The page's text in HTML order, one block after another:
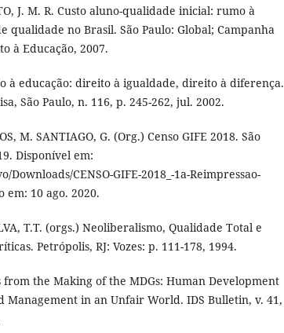
J. M. R. Custo aluno-qualidade inicial: rumo à
qualidade no Brasil. São Paulo: Global; Campanha
à Educação, 2007.
à educação: direito à igualdade, direito à diferença.
São Paulo, n. 116, p. 245-262, jul. 2002.
M. SANTIAGO, G. (Org.) Censo GIFE 2018. São
Disponível em:
Downloads/CENSO-GIFE-2018_-1a-Reimpressao-
em: 10 ago. 2020.
T.T. (orgs.) Neoliberalismo, Qualidade Total e
Petrópolis, RJ: Vozes: p. 111-178, 1994.
from the Making of the MDGs: Human Development
Management in an Unfair World. IDS Bulletin, v. 41,